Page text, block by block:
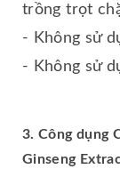
trồng trọt
- Không sử
- Không sử
3. Công dụng
Ginseng